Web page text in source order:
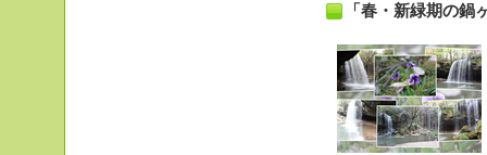
「春・新緑期の鍋